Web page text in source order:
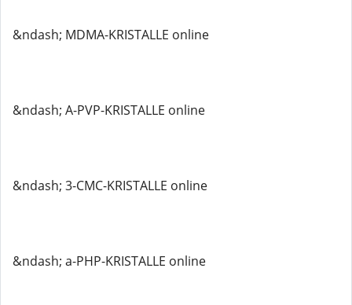
&ndash; MDMA-KRISTALLE online
&ndash; A-PVP-KRISTALLE online
&ndash; 3-CMC-KRISTALLE online
&ndash; a-PHP-KRISTALLE online